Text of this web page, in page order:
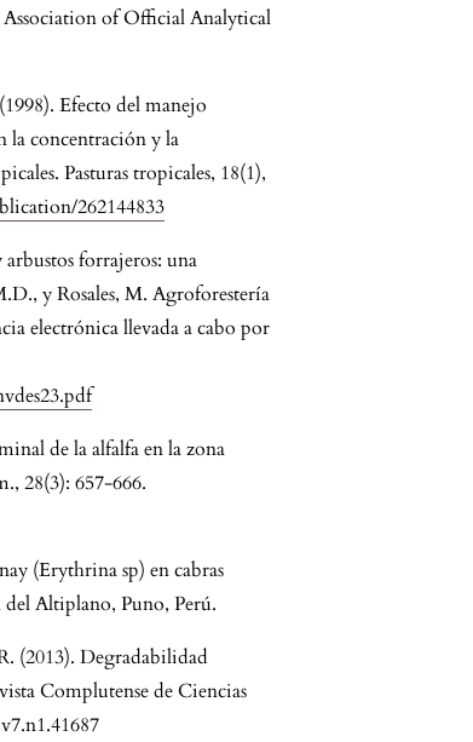
of Official Analytical
Efecto del manejo
la concentración y la
Pasturas tropicales, 18(1),
262144833
forrajeros: una
y Rosales, M. Agroforestería
electrónica llevada a cabo por
de la alfalfa en la zona
28(3): 657-666.
(Erythrina sp) en cabras
Altiplano, Puno, Perú.
(2013). Degradabilidad
Complutense de Ciencias